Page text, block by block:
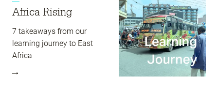
Africa Rising
7 takeaways from our
learning journey to East
Africa